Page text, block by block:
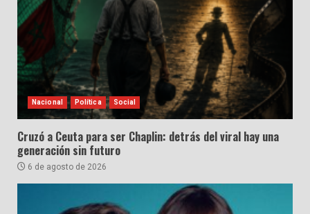
Nacional Política Social
Cruzó a Ceuta para ser Chaplin: detrás del viral hay una
generación sin futuro
6 de agosto de 2026